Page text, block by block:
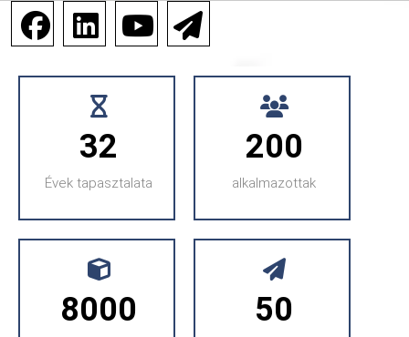
32
Évek tapasztalata
200
alkalmazottak
8000 50